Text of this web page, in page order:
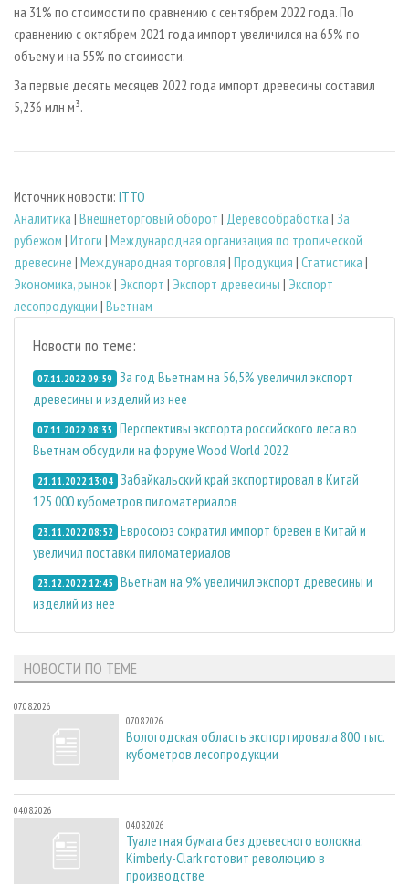
на 31% по стоимости по сравнению с сентябрем 2022 года. По
сравнению с октябрем 2021 года импорт увеличился на 65% по
объему и на 55% по стоимости.
За первые десять месяцев 2022 года импорт древесины составил
5,236 млн м³.
Источник новости: ITTO
Аналитика | Внешнеторговый оборот | Деревообработка | За
рубежом | Итоги | Международная организация по тропической
древесине | Международная торговля | Продукция | Статистика |
Экономика, рынок| Экспорт | Экспорт древесины | Экспорт
лесопродукции | Вьетнам
Новости по теме:
07.11.2022 09:59 За год Вьетнам на 56,5% увеличил экспорт
древесины и изделий из нее
07.11.2022 08:35 Перспективы экспорта российского леса во
Вьетнам обсудили на форуме Wood World 2022
21.11.2022 13:04 Забайкальский край экспортировал в Китай
125 000 кубометров пиломатериалов
23.11.2022 08:52 Евросоюз сократил импорт бревен в Китай и
увеличил поставки пиломатериалов
23.12.2022 12:45 Вьетнам на 9% увеличил экспорт древесины и
изделий из нее
НОВОСТИ ПО ТЕМЕ
07.08.2026
07.08.2026
Вологодская область экспортировала 800 тыс.
кубометров лесопродукции
04.08.2026
04.08.2026
Туалетная бумага без древесного волокна:
Kimberly-Clark готовит революцию в
производстве